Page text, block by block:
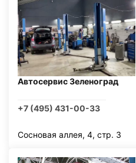
Автосервис Зеленоград
+7 (495) 431-00-33
Сосновая аллея, 4, стр. 3